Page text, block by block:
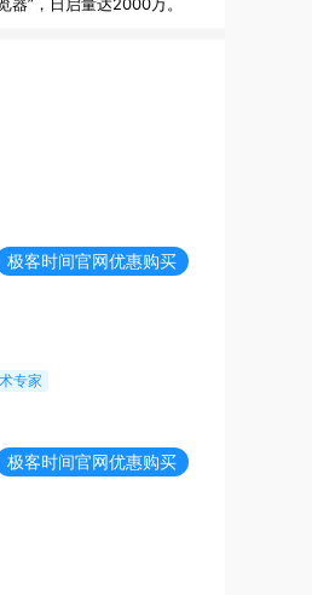
极客时间官网优惠购买
专家
极客时间官网优惠购买